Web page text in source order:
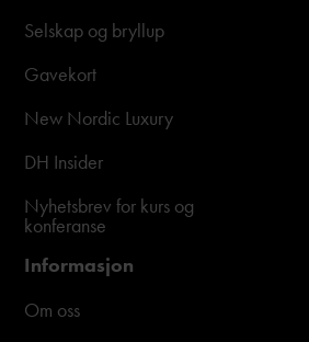
Selskap og bryllup
Gavekort
New Nordic Luxury
DH Insider
Nyhetsbrev for kurs og
konferanse
Informasjon
Om oss